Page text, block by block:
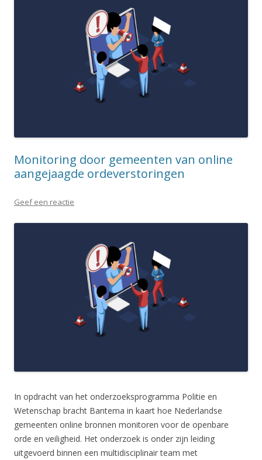
Monitoring door gemeenten van online
aangejaagde ordeverstoringen
Geef een reactie
In opdracht van het onderzoeksprogramma Politie en
Wetenschap bracht Bantema in kaart hoe Nederlandse
gemeenten online bronnen monitoren voor de openbare
orde en veiligheid. Het onderzoek is onder zijn leiding
uitgevoerd binnen een multidisciplinair team met